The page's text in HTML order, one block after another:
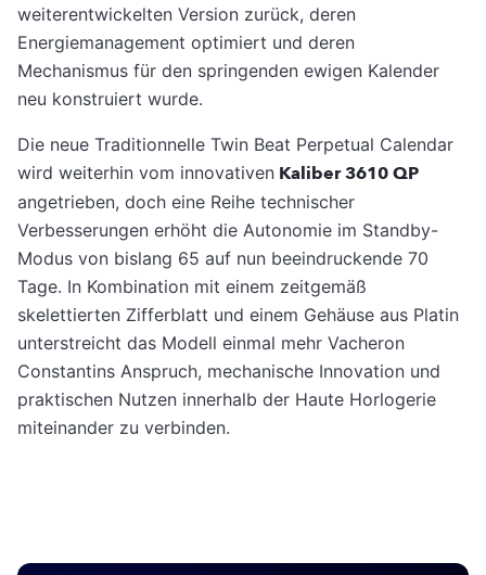
weiterentwickelten Version zurück, deren
Energiemanagement optimiert und deren
Mechanismus für den springenden ewigen Kalender
neu konstruiert wurde.
Die neue Traditionnelle Twin Beat Perpetual Calendar
wird weiterhin vom innovativen Kaliber 3610 QP
angetrieben, doch eine Reihe technischer
Verbesserungen erhöht die Autonomie im Standby-
Modus von bislang 65 auf nun beeindruckende 70
Tage. In Kombination mit einem zeitgemäß
skelettierten Zifferblatt und einem Gehäuse aus Platin
unterstreicht das Modell einmal mehr Vacheron
Constantins Anspruch, mechanische Innovation und
praktischen Nutzen innerhalb der Haute Horlogerie
miteinander zu verbinden.